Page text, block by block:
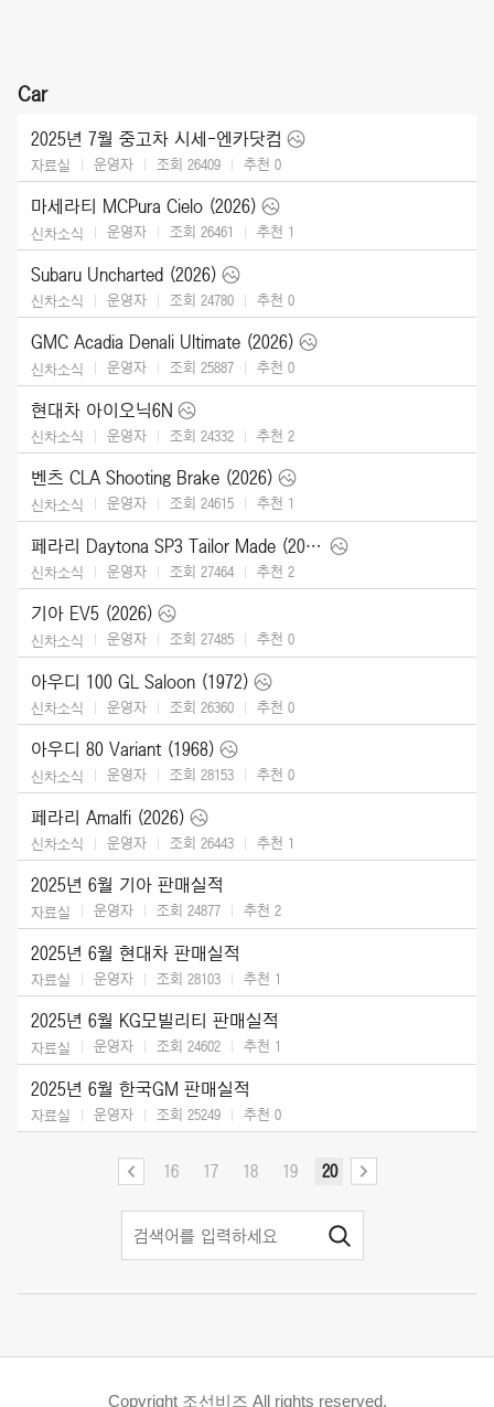
Car
2025년 7월 중고차 시세-엔카닷컴
자료실 운영자 조회 26409 추천 0
마세라티 MCPura Cielo (2026)
신차소식 운영자 조회 26461 추천 1
Subaru Uncharted (2026)
신차소식 운영자 조회 24780 추천 0
GMC Acadia Denali Ultimate (2026)
신차소식 운영자 조회 25887 추천 0
현대차 아이오닉6N
신차소식 운영자 조회 24332 추천 2
벤츠 CLA Shooting Brake (2026)
신차소식 운영자 조회 24615 추천 1
페라리 Daytona SP3 Tailor Made (2025)
신차소식 운영자 조회 27464 추천 2
기아 EV5 (2026)
신차소식 운영자 조회 27485 추천 0
아우디 100 GL Saloon (1972)
신차소식 운영자 조회 26360 추천 0
아우디 80 Variant (1968)
신차소식 운영자 조회 28153 추천 0
페라리 Amalfi (2026)
신차소식 운영자 조회 26443 추천 1
2025년 6월 기아 판매실적
자료실 운영자 조회 24877 추천 2
2025년 6월 현대차 판매실적
자료실 운영자 조회 28103 추천 1
2025년 6월 KG모빌리티 판매실적
자료실 운영자 조회 24602 추천 1
2025년 6월 한국GM 판매실적
자료실 운영자 조회 25249 추천 0
16 17 18 19 20
Copyright 조선비즈 All rights reserved.